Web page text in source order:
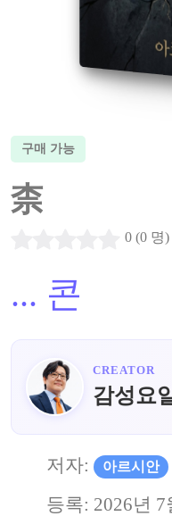
구매 가능
柰
0 (0 명)
... 콘
CREATOR
감성요
저자: 아르시안
등록: 2026년 7